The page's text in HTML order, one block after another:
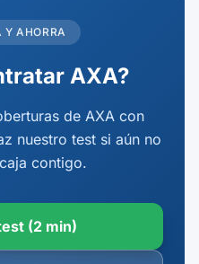
Y AHORRA
AXA?
de AXA con
nuestro test si aún no
contigo.
(2 min)